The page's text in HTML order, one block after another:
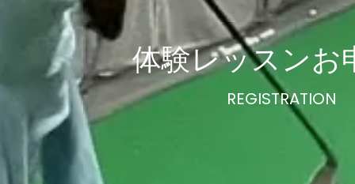
体験レッスンお
REGISTRATION